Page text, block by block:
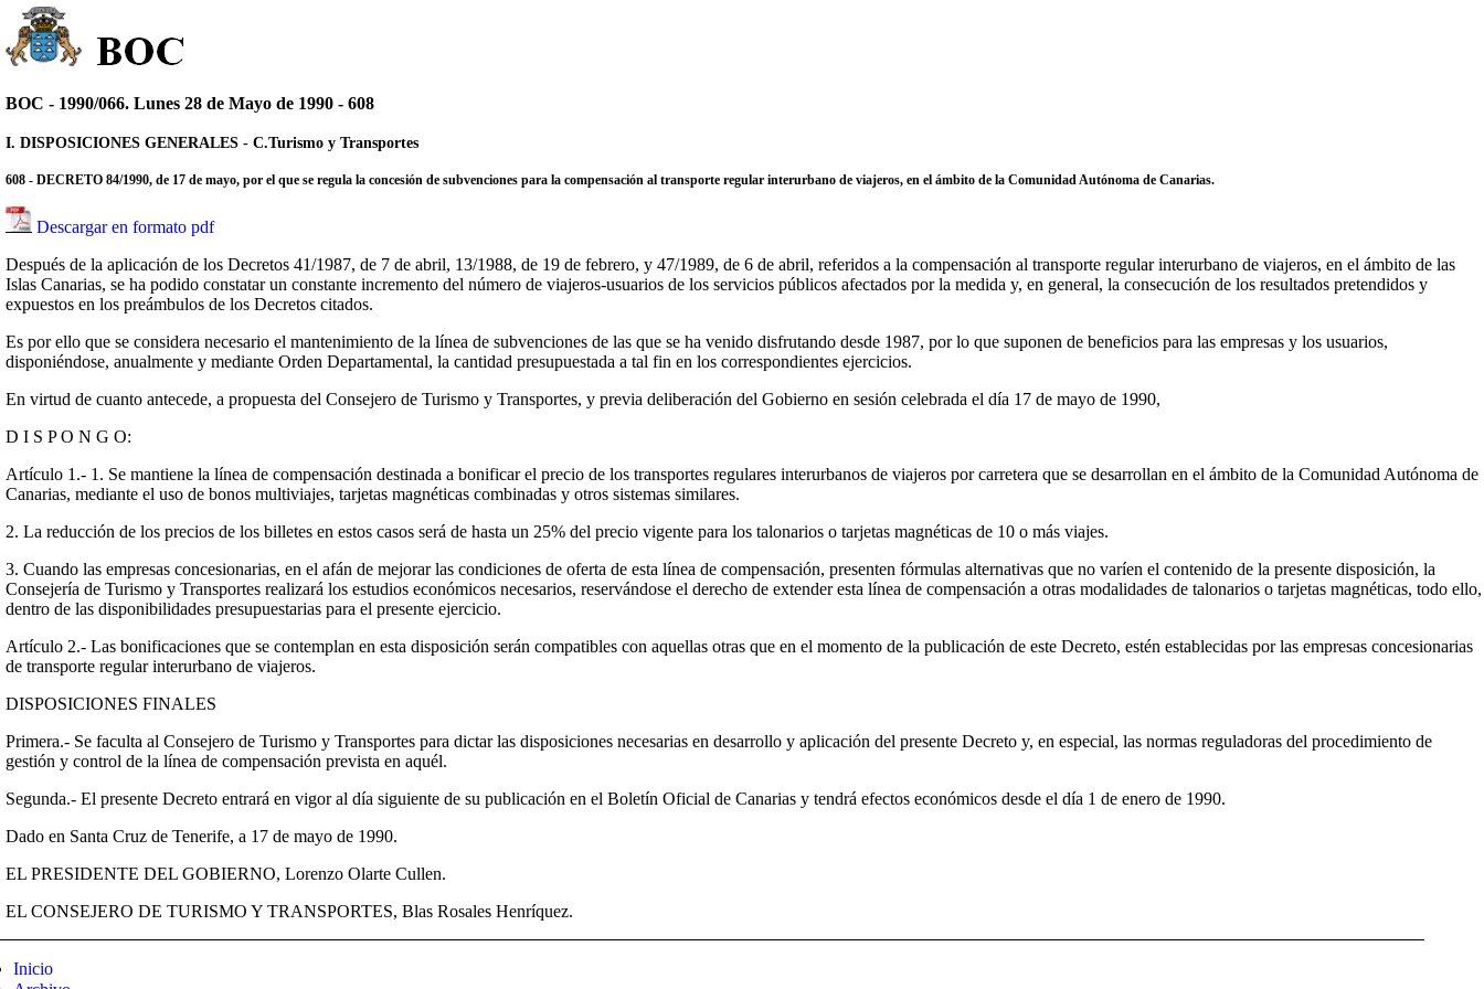
BOC - 1990/066. Lunes 28 de Mayo de 1990 - 608
I. DISPOSICIONES GENERALES - C.Turismo y Transportes
608 - DECRETO 84/1990, de 17 de mayo, por el que se regula la concesión de subvenciones para la compensación al transporte regular interurbano de viajeros, en el ámbito de la Comunidad Autónoma de Canarias.
Descargar en formato pdf
Después de la aplicación de los Decretos 41/1987, de 7 de abril, 13/1988, de 19 de febrero, y 47/1989, de 6 de abril, referidos a la compensación al transporte regular interurbano de viajeros, en el ámbito de las
Islas Canarias, se ha podido constatar un constante incremento del número de viajeros-usuarios de los servicios públicos afectados por la medida y, en general, la consecución de los resultados pretendidos y
expuestos en los preámbulos de los Decretos citados.
Es por ello que se considera necesario el mantenimiento de la línea de subvenciones de las que se ha venido disfrutando desde 1987, por lo que suponen de beneficios para las empresas y los usuarios,
disponiéndose, anualmente y mediante Orden Departamental, la cantidad presupuestada a tal fin en los correspondientes ejercicios.
En virtud de cuanto antecede, a propuesta del Consejero de Turismo y Transportes, y previa deliberación del Gobierno en sesión celebrada el día 17 de mayo de 1990,
D I S P O N G O:
Artículo 1.- 1. Se mantiene la línea de compensación destinada a bonificar el precio de los transportes regulares interurbanos de viajeros por carretera que se desarrollan en el ámbito de la Comunidad Autónoma de
Canarias, mediante el uso de bonos multiviajes, tarjetas magnéticas combinadas y otros sistemas similares.
2. La reducción de los precios de los billetes en estos casos será de hasta un 25% del precio vigente para los talonarios o tarjetas magnéticas de 10 o más viajes.
3. Cuando las empresas concesionarias, en el afán de mejorar las condiciones de oferta de esta línea de compensación, presenten fórmulas alternativas que no varíen el contenido de la presente disposición, la
Consejería de Turismo y Transportes realizará los estudios económicos necesarios, reservándose el derecho de extender esta línea de compensación a otras modalidades de talonarios o tarjetas magnéticas, todo ello,
dentro de las disponibilidades presupuestarias para el presente ejercicio.
Artículo 2.- Las bonificaciones que se contemplan en esta disposición serán compatibles con aquellas otras que en el momento de la publicación de este Decreto, estén establecidas por las empresas concesionarias
de transporte regular interurbano de viajeros.
DISPOSICIONES FINALES
Primera.- Se faculta al Consejero de Turismo y Transportes para dictar las disposiciones necesarias en desarrollo y aplicación del presente Decreto y, en especial, las normas reguladoras del procedimiento de
gestión y control de la línea de compensación prevista en aquél.
Segunda.- El presente Decreto entrará en vigor al día siguiente de su publicación en el Boletín Oficial de Canarias y tendrá efectos económicos desde el día 1 de enero de 1990.
Dado en Santa Cruz de Tenerife, a 17 de mayo de 1990.
EL PRESIDENTE DEL GOBIERNO, Lorenzo Olarte Cullen.
EL CONSEJERO DE TURISMO Y TRANSPORTES, Blas Rosales Henríquez.
Inicio